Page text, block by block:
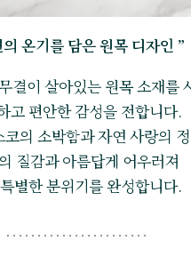
의 온기를 담은 원목 디자인 ”
결이 살아있는 원목 소재를
고 편안한 감성을 전합니다.
코의 소박함과 자연 사랑의
질감과 아름답게 어우러져
별한 분위기를 완성합니다.